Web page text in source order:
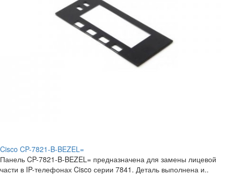
Cisco CP-7821-B-BEZEL=
Панель CP-7821-B-BEZEL= предназначена для замены лицевой
части в IP-телефонах Cisco серии 7841. Деталь выполнена и..